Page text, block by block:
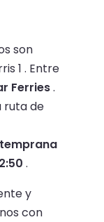
son
1 . Entre
Ferries.
ruta de
.
y
con